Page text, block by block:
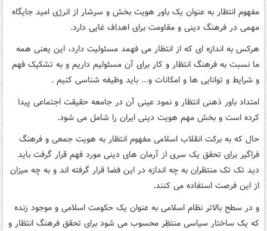
مفهوم انتظار به عنوان یک باور هویت بخش و سرشار از انرژی امید جایگاه
مهمی در فرهنگ دینی و مقاومت برای اهداف غایی دارد.
هرکس به اندازه ای که از انتظار می فهمد مسئولیت دارد، این یعنی همه
ما نسبت به فرهنگ انتظار و کار برای آن مسئولیم داریم و به تشکیک فهم
و شرایط و توانایی ها و امکانات و... باید وظیفه شناسی کنیم .
امتداد باور ذهنی انتظار و نمود عینی آن در جامعه حقیقت اجتماعی پیدا
کرده است و بخش مهم هویت دینی ایران را شامل می شود.
حال که به برکت انقلاب اسلامی مفهوم انتظار به هویت جمعی و فرهنگ
فراگیر برای تحقق یک سری از آرمان های دینی مورد فهم قرار گرفت باید
دید تک تک منتظران به چه اندازه در این فضا قرار گرفته اند و به چه میزان
از این فرصت استفاده می کنند.
و در سطح بالاتر نظام اسلامی به عنوان یک حکومت اسلامی و موجود زنده
که یک ساختار سیاسی منتظِر محسوب می شود برای تحقق فرهنگ انتظار و